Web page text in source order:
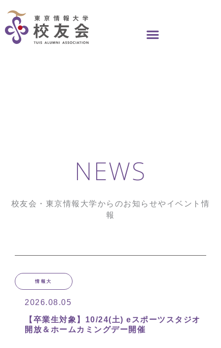
content
NEWS
校友会・東京情報大学からのお知らせやイベント情
報
情報大
2026.08.05
【卒業生対象】10/24(土) eスポーツスタジオ
開放＆ホームカミングデー開催